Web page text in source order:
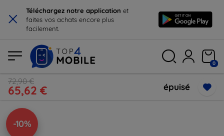
× Téléchargez notre application et
faites vos achats encore plus
facilement.
0
72,90 €
65,62 € épuisé
-10%